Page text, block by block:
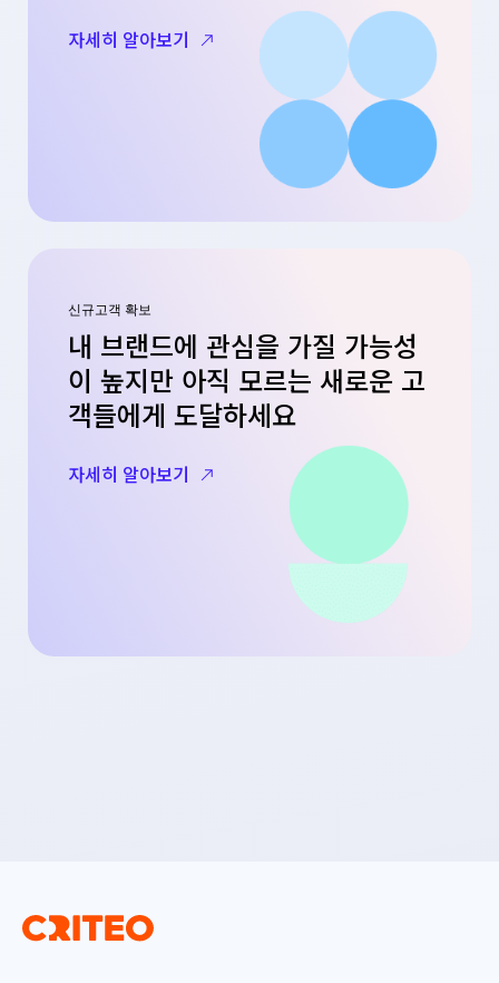
자세히 알아보기
신규고객 확보
내 브랜드에 관심을 가질 가능성
이 높지만 아직 모르는 새로운 고
객들에게 도달하세요
자세히 알아보기